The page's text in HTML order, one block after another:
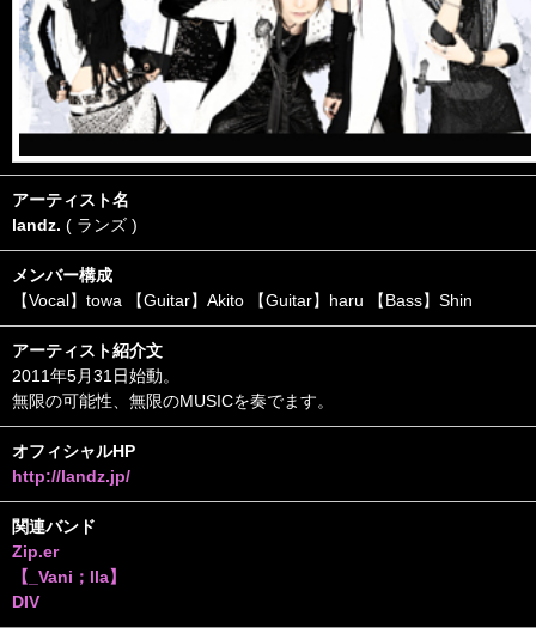
アーティスト名
landz. ( ランズ )
メンバー構成
【Vocal】towa 【Guitar】Akito 【Guitar】haru 【Bass】Shin
アーティスト紹介文
2011年5月31日始動。
無限の可能性、無限のMUSICを奏でます。
オフィシャルHP
http://landz.jp/
関連バンド
Zip.er
【_Vani；lla】
DIV